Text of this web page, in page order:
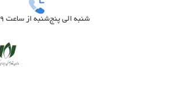
شنبه الی پنج‌شنبه از ساعت 9 صبح